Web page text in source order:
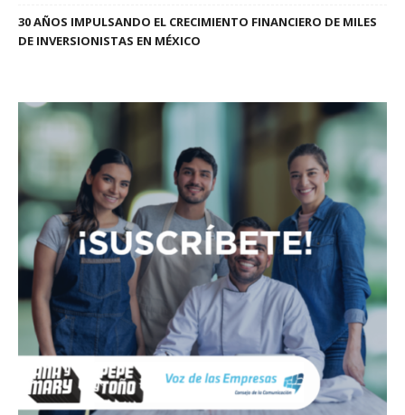
30 AÑOS IMPULSANDO EL CRECIMIENTO FINANCIERO DE MILES
DE INVERSIONISTAS EN MÉXICO